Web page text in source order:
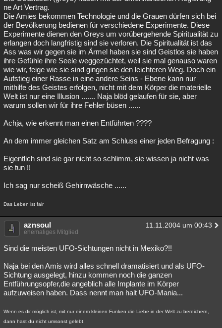
ne Art Vertrag.
Die Amies bekommen Technologie und die Grauen dürfen sich bei
der Bevölkerung bedienen für verschiedene Experimente. Diese
Experimente dienen den Greys um vorübergehende Spiritualität zu
erlangen doch langfristig sind sie verloren. Die Spiritualität ist das
Ass was wir gegen sie im Ärmel haben sie sind Geistlos sie haben
ihre Gefühle ihre Seele weggezüchtet, weil sie mal genauso waren
wie wir, feige wie sie sind gingen sie den leichteren Weg. Doch ein
Aufstieg einer Rasse in eine andere Seins - Ebene kann nur
mithilfe des Geistes erfolgen, nicht mit dem Körper die materielle
Welt ist nur eine Illusion ....... Naja blöd gelaufen für sie, aber
warum sollen wir für ihre Fehler büsen ......
Achja, wie erkennt man einen Entführten ????
An dem immer gleichen Satz am Schluss einer jeden Befragung :
Eigentlich sind sie gar nicht so schlimm, sie wissen ja nicht was
sie tun !!
Ich sag nur scheiß Gehirnwäsche ......
Das Leben ist fair
aznsoul 11.11.2004 um 00:43
ehemaliges Mitglied
Sind die meisten UFO-Sichtungen nicht in Mexiko?!!
Naja bei den Amis wird alles schnell dramatisiert und als UFO-
Sichtung ausgelegt, hinzu kommen noch die ganzen
Entführungsopfer,die angeblich alle Implante im Körper
aufzuweisen haben. Dass nennt man halt UFO-Mania...
Wenn es dir möglich ist, mit nur einem kleinen Funken die Liebe in der Welt zu bereichern,
dann hast du nicht umsonst gelebt.